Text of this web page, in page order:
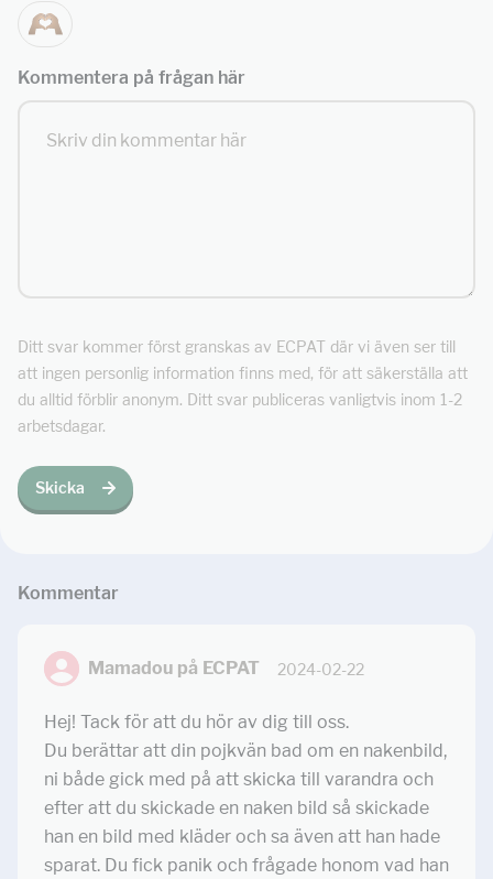
Kommentera på frågan här
Ditt svar kommer först granskas av ECPAT där vi även ser till
att ingen personlig information finns med, för att säkerställa att
du alltid förblir anonym. Ditt svar publiceras vanligtvis inom 1-2
arbetsdagar.
Skicka
Kommentar
Mamadou på ECPAT 2024-02-22
Hej! Tack för att du hör av dig till oss.
Du berättar att din pojkvän bad om en nakenbild,
ni både gick med på att skicka till varandra och
efter att du skickade en naken bild så skickade
han en bild med kläder och sa även att han hade
sparat. Du fick panik och frågade honom vad han